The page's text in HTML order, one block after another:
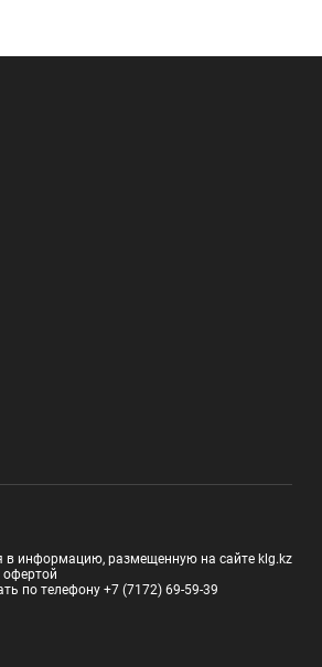
в информацию, размещенную на сайте klg.kz
по телефону +7 (7172) 69-59-39